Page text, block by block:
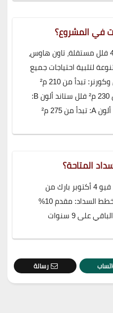
في المشروع؟
يضم كمبوند ماونتن فيو 4 فلل مستقلة، تاون هاوس،
لتلبية احتياجات جميع
العملاء: تاون هاوس ميدل وكورنر: تبدأ من 210 م²
فلل ستاند ألون C: تبدأ من 230 م² فلل ستاند ألون B:
المتاحة؟
تبدأ أسعار كمبوند ماونتن فيو 4 أكتوبر بارك من
21,000,000 جنيه مصري. خطط السداد: مقدم 10%
رسالة